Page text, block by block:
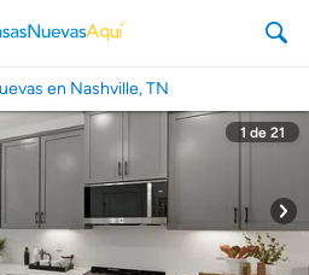
en Nashville, TN
1 de 21